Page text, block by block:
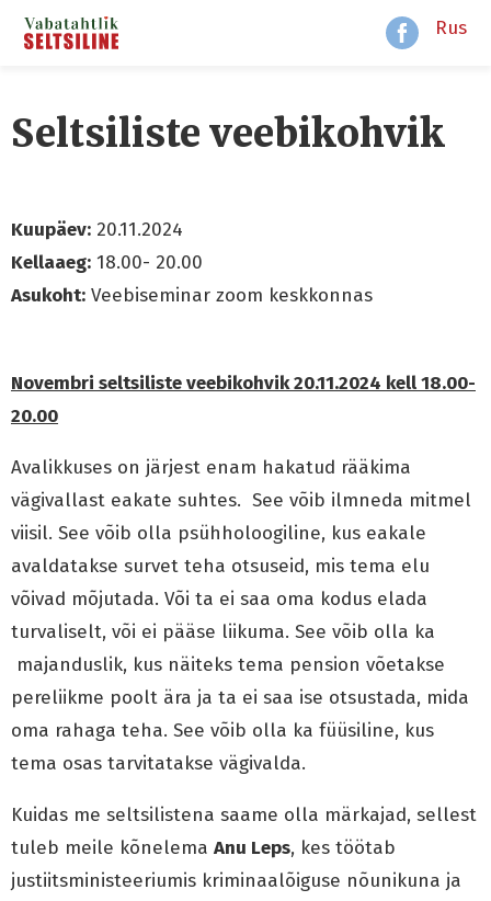
Rus
Seltsiliste veebikohvik
Kuupäev: 20.11.2024
Kellaaeg: 18.00- 20.00
Asukoht: Veebiseminar zoom keskkonnas
Novembri seltsiliste veebikohvik 20.11.2024 kell 18.00-
20.00
Avalikkuses on järjest enam hakatud rääkima
vägivallast eakate suhtes. See võib ilmneda mitmel
viisil. See võib olla psühholoogiline, kus eakale
avaldatakse survet teha otsuseid, mis tema elu
võivad mõjutada. Või ta ei saa oma kodus elada
turvaliselt, või ei pääse liikuma. See võib olla ka
majanduslik, kus näiteks tema pension võetakse
pereliikme poolt ära ja ta ei saa ise otsustada, mida
oma rahaga teha. See võib olla ka füüsiline, kus
tema osas tarvitatakse vägivalda.
Kuidas me seltsilistena saame olla märkajad, sellest
tuleb meile kõnelema Anu Leps, kes töötab
justiitsministeeriumis kriminaalõiguse nõunikuna ja